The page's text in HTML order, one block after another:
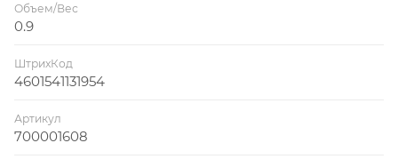
Объем/Вес
0.9
ШтрихКод
4601541131954
Артикул
700001608